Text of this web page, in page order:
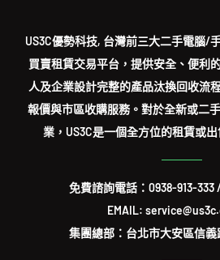
US3C優勢科技, 台灣前三大二手電腦/
買賣租賃交易平台，提供安全、便利
人及企業設計完整的產品汰換回收流
報價與市區收購服務。對於全新或二
業，US3C是一個全方位的租賃或
免費諮詢電話： 0938-913-333
EMAIL:
集團總部：台北市大安區信義